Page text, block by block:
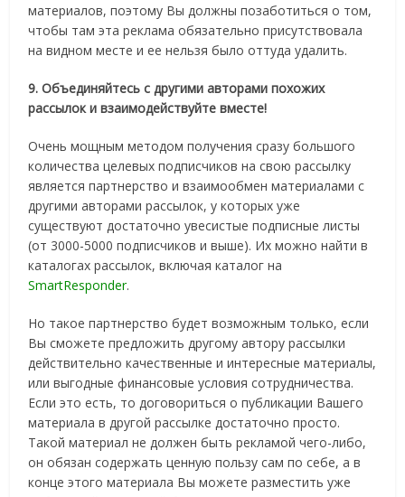
материалов, поэтому Вы должны позаботиться о том,
чтобы там эта реклама обязательно присутствовала
на видном месте и ее нельзя было оттуда удалить.
9. Объединяйтесь с другими авторами похожих
рассылок и взаимодействуйте вместе!
Очень мощным методом получения сразу большого
количества целевых подписчиков на свою рассылку
является партнерство и взаимообмен материалами с
другими авторами рассылок, у которых уже
существуют достаточно увесистые подписные листы
(от 3000-5000 подписчиков и выше). Их можно найти в
каталогах рассылок, включая каталог на
SmartResponder.
Но такое партнерство будет возможным только, если
Вы сможете предложить другому автору рассылки
действительно качественные и интересные материалы,
или выгодные финансовые условия сотрудничества.
Если это есть, то договориться о публикации Вашего
материала в другой рассылке достаточно просто.
Такой материал не должен быть рекламой чего-либо,
он обязан содержать ценную пользу сам по себе, а в
конце этого материала Вы можете разместить уже